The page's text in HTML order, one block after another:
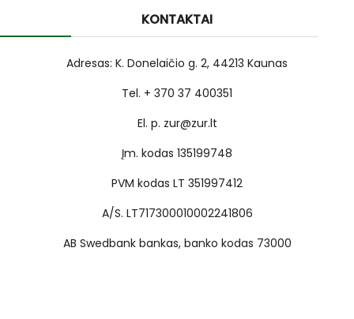
KONTAKTAI
Adresas: K. Donelaičio g. 2, 44213 Kaunas
Tel. + 370 37 400351
El. p. zur@zur.lt
Įm. kodas 135199748
PVM kodas LT 351997412
A/S. LT717300010002241806
AB Swedbank bankas, banko kodas 73000